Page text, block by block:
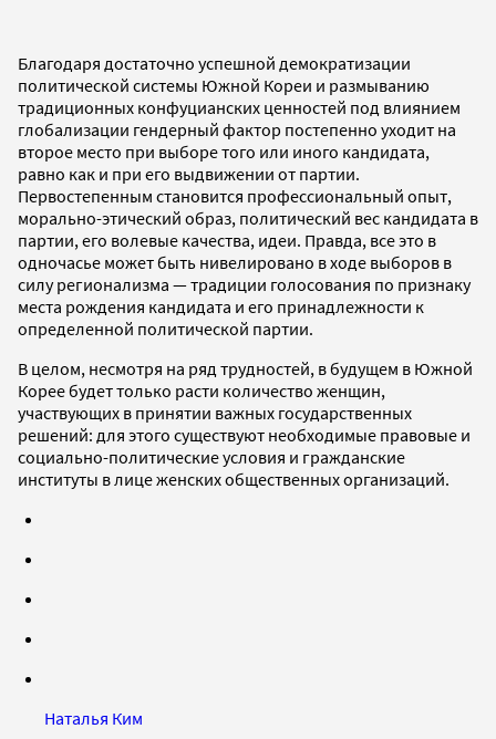
Благодаря достаточно успешной демократизации
политической системы Южной Кореи и размыванию
традиционных конфуцианских ценностей под влиянием
глобализации гендерный фактор постепенно уходит на
второе место при выборе того или иного кандидата,
равно как и при его выдвижении от партии.
Первостепенным становится профессиональный опыт,
морально-этический образ, политический вес кандидата в
партии, его волевые качества, идеи. Правда, все это в
одночасье может быть нивелировано в ходе выборов в
силу регионализма — традиции голосования по признаку
места рождения кандидата и его принадлежности к
определенной политической партии.
В целом, несмотря на ряд трудностей, в будущем в Южной
Корее будет только расти количество женщин,
участвующих в принятии важных государственных
решений: для этого существуют необходимые правовые и
социально-политические условия и гражданские
институты в лице женских общественных организаций.
Наталья Ким